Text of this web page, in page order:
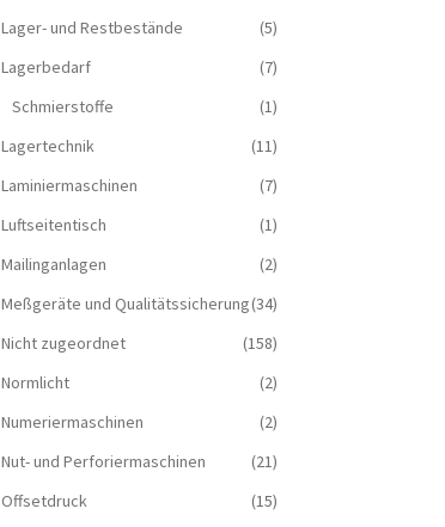
Lager- und Restbestände
(5)
Lagerbedarf
(7)
Schmierstoffe
(1)
Lagertechnik
(11)
Laminiermaschinen
(7)
Luftseitentisch
(1)
Mailinganlagen
(2)
Meßgeräte und Qualitätssicherung(34)
Nicht zugeordnet
(158)
Normlicht
(2)
Numeriermaschinen
(2)
Nut- und Perforiermaschinen
(21)
Offsetdruck
(15)